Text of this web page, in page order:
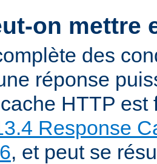
on mettre
des
réponse
HTTP est
Response
, et peut se